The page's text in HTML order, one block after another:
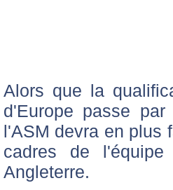
Alors que la
d'Europe passe
l'ASM devra en plus
cadres de
Angleterre.